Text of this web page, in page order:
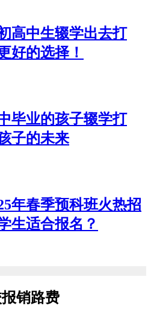
高中生辍学出去打
好的选择！
毕业的孩子辍学打
子的未来
年春季预科班火热招
生适合报名？
销路费